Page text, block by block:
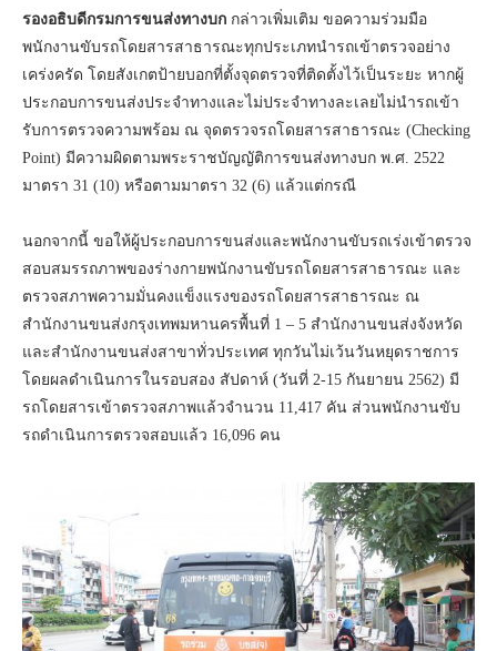
รองอธิบดีกรมการขนส่งทางบก กล่าวเพิ่มเติม ขอความร่วมมือ
พนักงานขับรถโดยสารสาธารณะทุกประเภทนำรถเข้าตรวจอย่าง
เคร่งครัด โดยสังเกตป้ายบอกที่ตั้งจุดตรวจที่ติดตั้งไว้เป็นระยะ หากผู้
ประกอบการขนส่งประจำทางและไม่ประจำทางละเลยไม่นำรถเข้า
รับการตรวจความพร้อม ณ จุดตรวจรถโดยสารสาธารณะ (Checking
Point) มีความผิดตามพระราชบัญญัติการขนส่งทางบก พ.ศ. 2522
มาตรา 31 (10) หรือตามมาตรา 32 (6) แล้วแต่กรณี
นอกจากนี้ ขอให้ผู้ประกอบการขนส่งและพนักงานขับรถเร่งเข้าตรวจ
สอบสมรรถภาพของร่างกายพนักงานขับรถโดยสารสาธารณะ และ
ตรวจสภาพความมั่นคงแข็งแรงของรถโดยสารสาธารณะ ณ
สำนักงานขนส่งกรุงเทพมหานครพื้นที่ 1 – 5 สำนักงานขนส่งจังหวัด
และสำนักงานขนส่งสาขาทั่วประเทศ ทุกวันไม่เว้นวันหยุดราชการ
โดยผลดำเนินการในรอบสอง สัปดาห์ (วันที่ 2-15 กันยายน 2562) มี
รถโดยสารเข้าตรวจสภาพแล้วจำนวน 11,417 คัน ส่วนพนักงานขับ
รถดำเนินการตรวจสอบแล้ว 16,096 คน